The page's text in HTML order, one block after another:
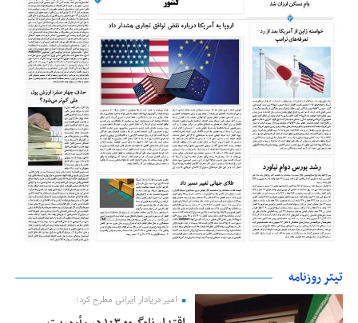
تیتر روزنامه
امیر دریادار ایرانی مطرح کرد؛